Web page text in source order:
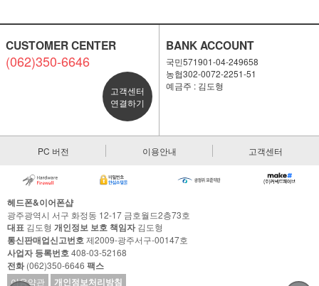
CUSTOMER CENTER
(062)350-6646
고객센터
연결하기
BANK ACCOUNT
국민571901-04-249658
농협302-0072-2251-51
예금주 : 김도형
PC 버전 이용안내 고객센터
헤드폰&이어폰샵
광주광역시 서구 화정동 12-17 금호월드2층73호
대표 김도형 개인정보 보호 책임자김도형
통신판매업신고번호제2009-광주서구-00147호
사업자 등록번호408-03-52168
전화(062)350-6646 팩스
이용약관 개인정보처리방침